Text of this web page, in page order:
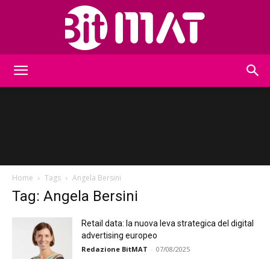
Home Tags Angela Bersini
Tag: Angela Bersini
Retail data: la nuova leva strategica del digital
advertising europeo
Redazione BitMAT - 07/08/2025